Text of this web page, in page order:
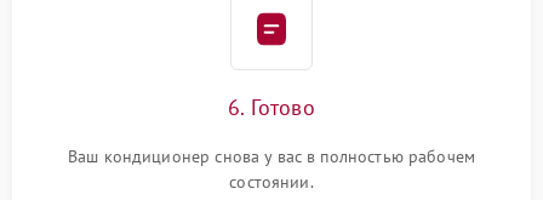
6. Готово
Ваш кондиционер снова у вас в полностью рабочем
состоянии.